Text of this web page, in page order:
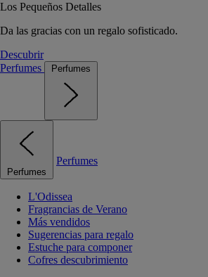
Los Pequeños Detalles
Da las gracias con un regalo sofisticado.
Descubrir
Perfumes
Perfumes
Perfumes
Perfumes
L'Odissea
Fragrancias de Verano
Más vendidos
Sugerencias para regalo
Estuche para componer
Cofres descubrimiento